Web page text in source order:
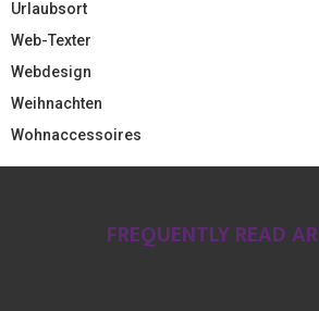
Urlaubsort
Web-Texter
Webdesign
Weihnachten
Wohnaccessoires
FREQUENTLY READ